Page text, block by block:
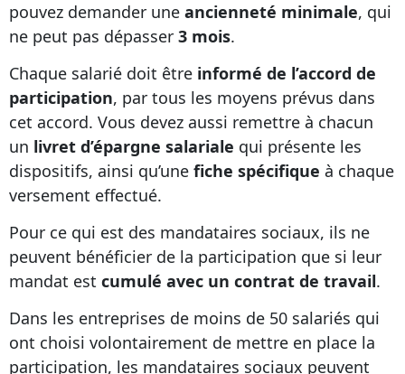
pouvez demander une ancienneté minimale, qui
ne peut pas dépasser 3 mois.
Chaque salarié doit être informé de l’accord de
participation, par tous les moyens prévus dans
cet accord. Vous devez aussi remettre à chacun
un livret d’épargne salariale qui présente les
dispositifs, ainsi qu’une fiche spécifique à chaque
versement effectué.
Pour ce qui est des mandataires sociaux, ils ne
peuvent bénéficier de la participation que si leur
mandat est cumulé avec un contrat de travail.
Dans les entreprises de moins de 50 salariés qui
ont choisi volontairement de mettre en place la
participation, les mandataires sociaux peuvent